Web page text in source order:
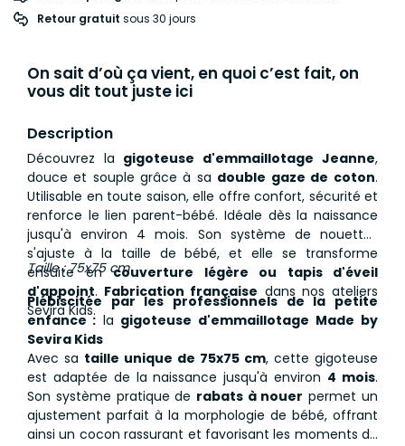
Retour gratuit sous 30 jours
On sait d’où ça vient, en quoi c’est fait, on
vous dit tout juste ici
Description
Découvrez la gigoteuse d'emmaillotage Jeanne,
douce et souple grâce à sa double gaze de coton.
Utilisable en toute saison, elle offre confort, sécurité et
renforce le lien parent-bébé. Idéale dès la naissance
jusqu'à environ 4 mois. Son système de nouettes
s'ajuste à la taille de bébé, et elle se transforme
ensuite encouverture légère ou tapis d'éveil
d'appoint. Fabrication française dans nos ateliers
Sevira Kids.
Taille : 75x75 cm
Plébiscitée par les professionnels de la petite
enfance : la gigoteuse d'emmaillotage Made by
Sevira Kids
Avec sa taille unique de 75x75 cm, cette gigoteuse
est adaptée de la naissance jusqu'à environ 4 mois.
Son système pratique de rabats à nouer permet un
ajustement parfait à la morphologie de bébé, offrant
ainsi un cocon rassurant et favorisant les moments de